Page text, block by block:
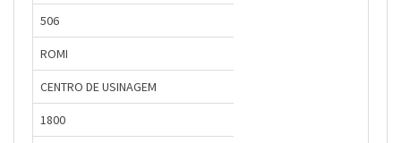
506
ROMI
CENTRO DE USINAGEM
1800